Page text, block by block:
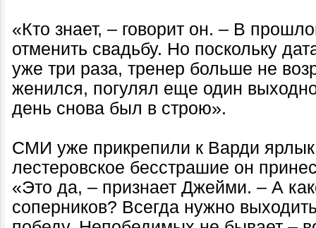
«Кто знает, – говорит он. – В
отменить свадьбу. Но поскольку
уже три раза, тренер больше не
женился, погулял еще один
день снова был в строю».
СМИ уже прикрепили к Варди
лестеровское бесстрашие он
«Это да, – признает Джейми. – А
соперников? Всегда нужно